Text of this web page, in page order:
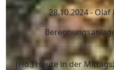
28.10.2024 -
(Ho.) Heute in der